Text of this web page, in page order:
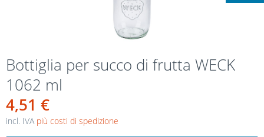
Bottiglia per succo di frutta WECK
1062 ml
4,51 €
incl. IVA più costi di spedizione